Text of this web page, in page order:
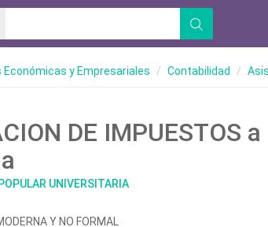
Económicas y Empresariales Contabilidad
DE IMPUESTOS a
UNIVERSITARIA
Y NO FORMAL